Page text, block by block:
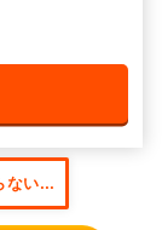
ない...